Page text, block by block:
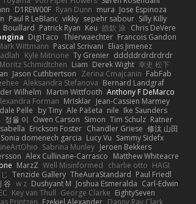
D1REW00F Ryan Dunn mura Jose Espinoza
Paul R LeBlanc vikky sepehr sabour Silly Killy
Bouillard Patrick Ryan Keu 皓欽 涂 Chris DeVere
DigiTaco Thierwaechter Francois Gandon
Wittmann Pascal Scrivani Elias Jimenez
Kyle Mitrione Ty Grenier dddddrdrdrdrdr
Moritz Schmidtchen Liam Derek Wight 幸史 松下
Jason Cuthbertson Zerina Cmajcanin FabFab
Aleksandra Stefanova Bernard Landgraf
Wilhelm Martin Wittfooth Anthony F DeMarco
Forman MrIsklar Jean-Cassien Marmey
Pelle by Tiny Ale Pašeta nile Ike Saunders
정율 이 Owen Carson Simon Tim Schulz Ratner
Erickson Foster Chandler Griese 修汰 山田
Sonia domenech garcia Lucy Vu Sammy Sidefx
Sabrina Munley Jeroen Bekkers
Alex Cullinane-Carrasco Matthew Whiteacre
MarzZ Well Misinformed charlie otto HAGI
Tenzide Gallery TheAuraStandard Paul Friedl
谷 w z Dushyant M Joshua Esmeralda Carl-Edwin
Key van Thull George Clarke EightySeven
Printzen Ezekiel Alexander Danny Ray Clark